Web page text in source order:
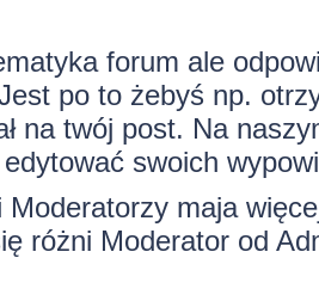
forum ale
po to żebyś np.
na twój post. Na
swoich
Moderatorzy maja
różni Moderator od